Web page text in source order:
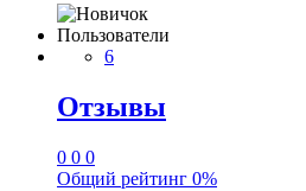
Пользователи
6
Отзывы
0 0 0
Общий рейтинг 0%